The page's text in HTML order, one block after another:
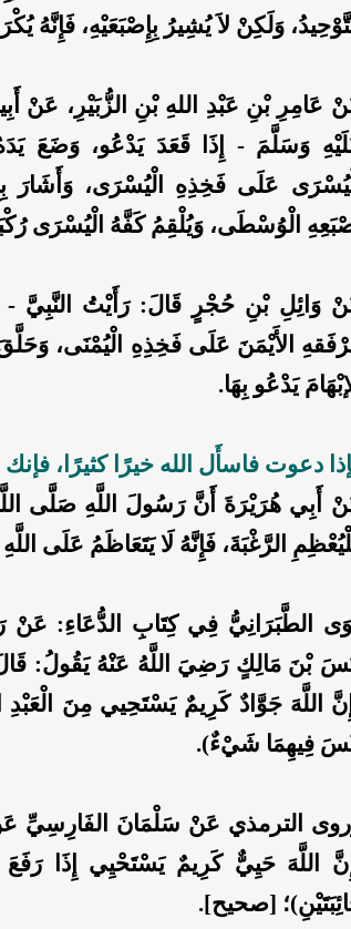
وَلَكِنْ لاَ يُشِيرُ بِإِصْبَعَيْهِ، فَإِنَّهُ
عَامِرِ بْنِ عَبْدِ اللهِ بْنِ الزُّبَيْرِ، عَنْ
وَسَلَّمَ - إِذَا قَعَدَ يَدْعُو، وَضَعَ
عَلَى فَخِذِهِ الْيُسْرَى، وَأَشَارَ
الْوُسْطَى، وَيُلْقِمُ كَفَّهُ الْيُسْرَى
وَائِلِ بْنِ حُجْرٍ قَالَ: رَأَيْتُ النَّبِيَّ
الأَيْمَنَ عَلَى فَخِذِهِ الْيُمْنَى،
يَدْعُو بِهَا.
دعوت فاسأَل الله خيرًا كثيرًا،
أَبِي هُرَيْرَةَ أَنَّ رَسُولَ اللَّهِ صَلَّى
الرَّغْبَةَ، فَإِنَّهُ لَا يَتَعَاظَمُ عَلَى
الطَّبَرَانِيُّ فِي كِتَابِ الدُّعَاءِ:
بْنَ مَالِكٍ رَضِيَ اللَّهُ عَنْهُ يَقُولُ:
اللَّهَ جَوَّادٌ كَرِيمٌ يَسْتَحِيي مِنَ الْعَبْدِ
فِيهِمَا شَيْءٌ).
الترمذي عَنْ سَلْمَانَ الفَارِسِيِّ
اللَّهَ حَيِيٌّ كَرِيمٌ يَسْتَحْيِي إِذَا رَفَعَ
[صحيح].